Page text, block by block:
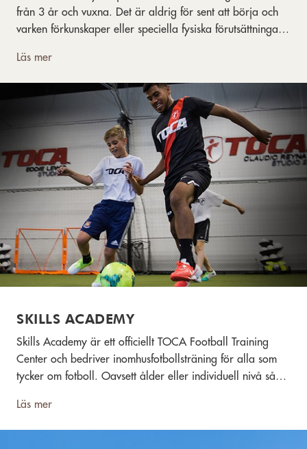
från 3 år och vuxna. Det är aldrig för sent att börja och
varken förkunskaper eller speciella fysiska förutsättningar
Läs mer
SKILLS ACADEMY
Skills Academy är ett officiellt TOCA Football Training
Center och bedriver inomhusfotbollsträning för alla som
tycker om fotboll. Oavsett ålder eller individuell nivå så
förbättrande resultat samtidigt som man skapar en
peppande atmosfär där du som besökare får känna dig
Läs mer